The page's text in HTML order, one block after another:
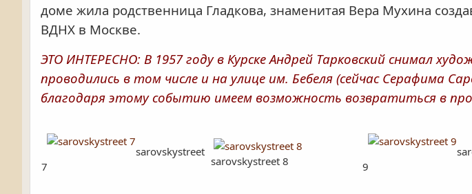
доме жила родственница Гладкова, знаменитая Вера Мухина
ВДНХ в Москве.
ЭТО ИНТЕРЕСНО: В 1957 году в Курске Андрей Тарковский снимал
проводились в том числе и на улице им. Бебеля (сейчас Серафима
благодаря этому событию имеем возможность возвратиться в
sarovskystreet
7
sarovskystreet 8
9